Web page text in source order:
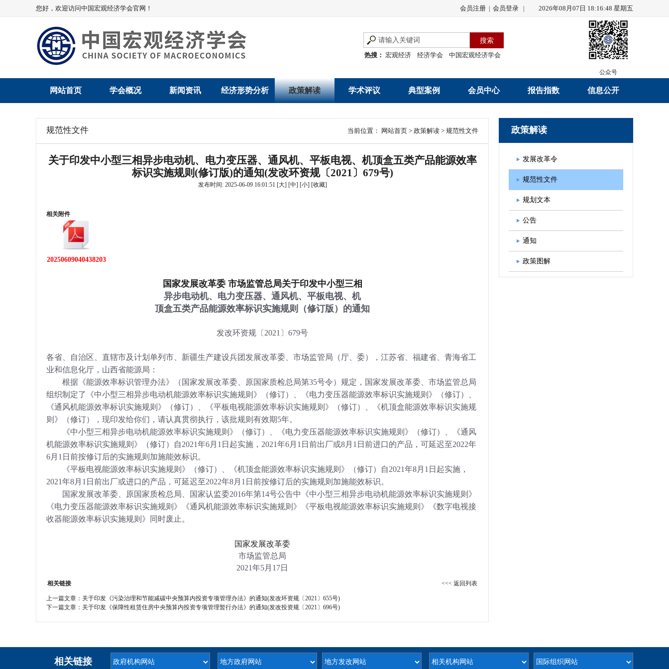
您好，欢迎访问中国宏观经济学会官网！ 会员注册 会员登录 2026年08月07日 18:16:49 星期五
热搜： 宏观经济 经济学会 中国宏观经济学会
公众号
网站首页 学会概况
学会领导
新闻资讯
学会动态
会员动态
经济形势分析
经济运行与调节
产业发展
政策解读
规划文本
公告
学术评议
优秀论文著作
典型案例
民营企业
会员中心
入会申请
报告指数
数据解读
中宏通讯
图书出版
信息公开
学术自律制度
规范性文件 当前位置： 网站首页 > 政策解读 > 规范性文件
关于印发中小型三相异步电动机、电力变压器、通风机、平板电视、机顶盒五类产品能源效率
标识实施规则(修订版)的通知(发改环资规〔2021〕679号)
发布时间: 2025-06-09 16:01:51 [大] [中] [小] [收藏]
相关附件
20250609040438203
国家发展改革委 市场监管总局关于印发中小型三相
异步电动机、电力变压器、通风机、平板电视、机
顶盒五类产品能源效率标识实施规则（修订版）的通知
发改环资规〔2021〕679号
各省、自治区、直辖市及计划单列市、新疆生产建设兵团发展改革委、市场监管局（厅、委），江苏省、福建省、青海省工
业和信息化厅，山西省能源局：
根据《能源效率标识管理办法》（国家发展改革委、原国家质检总局第35号令）规定，国家发展改革委、市场监管总局
组织制定了《中小型三相异步电动机能源效率标识实施规则》（修订）、《电力变压器能源效率标识实施规则》（修订）、
《通风机能源效率标识实施规则》（修订）、《平板电视能源效率标识实施规则》（修订）、《机顶盒能源效率标识实施规
则》（修订），现印发给你们，请认真贯彻执行，该批规则有效期5年。
《中小型三相异步电动机能源效率标识实施规则》（修订）、《电力变压器能源效率标识实施规则》（修订）、《通风
机能源效率标识实施规则》（修订）自2021年6月1日起实施，2021年6月1日前出厂或8月1日前进口的产品，可延迟至2022年
6月1日前按修订后的实施规则加施能效标识。
《平板电视能源效率标识实施规则》（修订）、《机顶盒能源效率标识实施规则》（修订）自2021年8月1日起实施，
2021年8月1日前出厂或进口的产品，可延迟至2022年8月1日前按修订后的实施规则加施能效标识。
国家发展改革委、原国家质检总局、国家认监委2016年第14号公告中《中小型三相异步电动机能源效率标识实施规则》
《电力变压器能源效率标识实施规则》《通风机能源效率标识实施规则》《平板电视能源效率标识实施规则》《数字电视接
收器能源效率标识实施规则》同时废止。
国家发展改革委
市场监管总局
2021年5月17日
相关链接 <<< 返回列表
上一篇文章： 关于印发《污染治理和节能减碳中央预算内投资专项管理办法》的通知(发改环资规〔2021〕655号)
下一篇文章： 关于印发《保障性租赁住房中央预算内投资专项管理暂行办法》的通知(发改投资规〔2021〕696号)
政策解读
发展改革令
规范性文件
规划文本
公告
通知
政策图解
相关链接